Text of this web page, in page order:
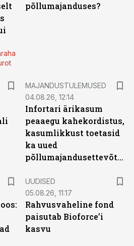
põllumajanduses?
MAJANDUSTULEMUSED
04.08.26, 12:14
Infortari ärikasum
peaaegu kahekordistus,
kasumlikkust toetasid
ka uued
põllumajandusettevõtted
UUDISED
05.08.26, 11:17
Rahvusvaheline fond
paisutab Bioforce’i
kasvu